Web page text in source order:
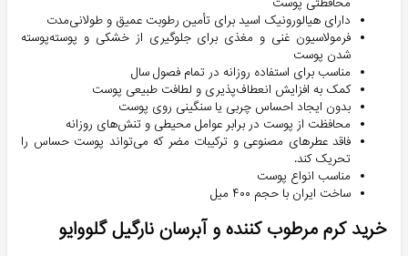
محافظتی پوست
دارای هیالورونیک اسید برای تأمین رطوبت عمیق و طولانی‌مدت
فرمولاسیون غنی و مغذی برای جلوگیری از خشکی و پوسته‌پوسته
شدن پوست
مناسب برای استفاده روزانه در تمام فصول سال
کمک به افزایش انعطاف‌پذیری و لطافت طبیعی پوست
بدون ایجاد احساس چربی یا سنگینی روی پوست
محافظت از پوست در برابر عوامل محیطی و تنش‌های روزانه
فاقد عطرهای مصنوعی و ترکیبات مضر که می‌تواند پوست حساس را
تحریک کند.
مناسب انواع پوست
ساخت ایران با حجم ۴۰۰ میل
خرید کرم مرطوب کننده و آبرسان نارگیل گلووایو